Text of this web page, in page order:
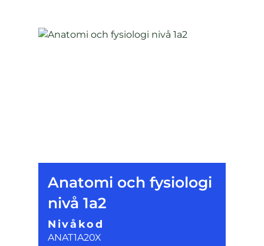
Anatomi och fysiologi
nivå 1a2
Nivåkod
ANAT1A20X